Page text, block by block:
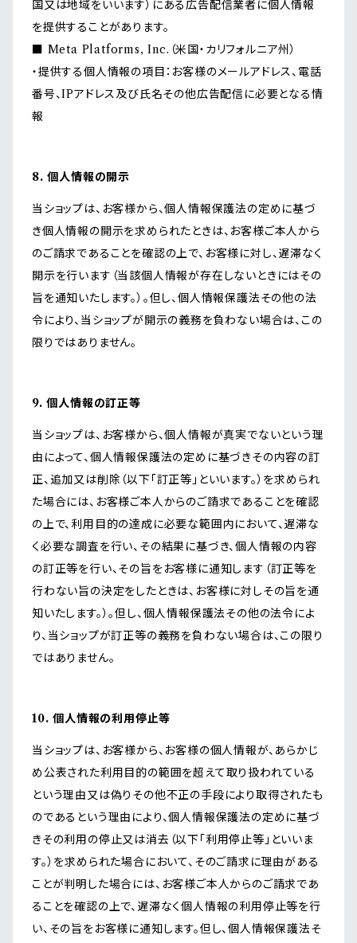
国又は地域をいいます）にある広告配信業者に個人情報
を提供することがあります。
■ Meta Platforms, Inc.（米国・カリフォルニア州）
・提供する個人情報の項目：お客様のメールアドレス、電話
番号、IPアドレス及び氏名その他広告配信に必要となる情
報
8. 個人情報の開示
当ショップは、お客様から、個人情報保護法の定めに基づ
き個人情報の開示を求められたときは、お客様ご本人から
のご請求であることを確認の上で、お客様に対し、遅滞なく
開示を行います（当該個人情報が存在しないときにはその
旨を通知いたします。）。但し、個人情報保護法その他の法
令により、当ショップが開示の義務を負わない場合は、この
限りではありません。
9. 個人情報の訂正等
当ショップは、お客様から、個人情報が真実でないという理
由によって、個人情報保護法の定めに基づきその内容の訂
正、追加又は削除（以下「訂正等」といいます。）を求められ
た場合には、お客様ご本人からのご請求であることを確認
の上で、利用目的の達成に必要な範囲内において、遅滞な
く必要な調査を行い、その結果に基づき、個人情報の内容
の訂正等を行い、その旨をお客様に通知します（訂正等を
行わない旨の決定をしたときは、お客様に対しその旨を通
知いたします。）。但し、個人情報保護法その他の法令によ
り、当ショップが訂正等の義務を負わない場合は、この限り
ではありません。
10. 個人情報の利用停止等
当ショップは、お客様から、お客様の個人情報が、あらかじ
め公表された利用目的の範囲を超えて取り扱われている
という理由又は偽りその他不正の手段により取得されたも
のであるという理由により、個人情報保護法の定めに基づ
きその利用の停止又は消去（以下「利用停止等」といいま
す。）を求められた場合において、そのご請求に理由がある
ことが判明した場合には、お客様ご本人からのご請求であ
ることを確認の上で、遅滞なく個人情報の利用停止等を行
い、その旨をお客様に通知します。但し、個人情報保護法そ